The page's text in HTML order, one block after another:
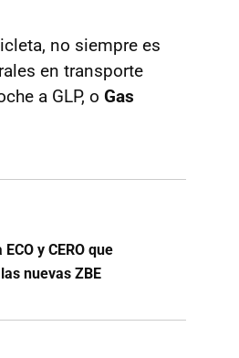
no siempre es
en transporte
a GLP, o Gas
y CERO que
nuevas ZBE